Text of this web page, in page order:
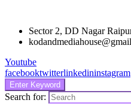
Sector 2, DD Nagar
Youtube
facebooktwitterlinkedininstagram
Enter Keyword
Search for: